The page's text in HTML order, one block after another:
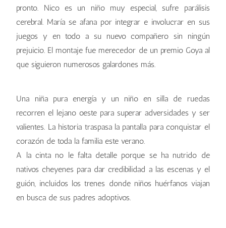
pronto. Nico es un niño muy especial, sufre parálisis
cerebral. María se afana por integrar e involucrar en sus
juegos y en todo a su nuevo compañero sin ningún
prejuicio. El montaje fue merecedor de un premio Goya al
que siguieron numerosos galardones más.
Una niña pura energía y un niño en silla de ruedas
recorren el lejano oeste para superar adversidades y ser
valientes. La historia traspasa la pantalla para conquistar el
corazón de toda la familia este verano.
A la cinta no le falta detalle porque se ha nutrido de
nativos cheyenes para dar credibilidad a las escenas y el
guión, incluidos los trenes donde niños huérfanos viajan
en busca de sus padres adoptivos.